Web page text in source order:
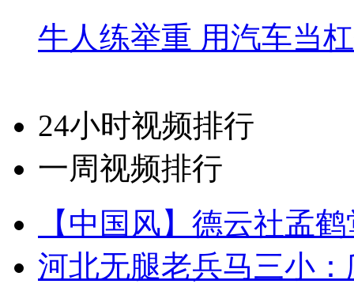
牛人练举重 用汽车当
24小时视频排行
一周视频排行
【中国风】德云社孟
河北无腿老兵马三小